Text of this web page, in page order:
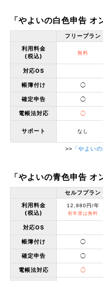
「やよいの白色申告
フリープラン
利用料金
(税込)
無料
対応OS
帳簿付け ◯
確定申告 ◯
電帳法対応 ◯
サポート なし
>> 「やよい
「やよいの青色申告
セルフプラン
利用料金
(税込)
12,980円/年
初年度は無料
対応OS
帳簿付け ◯
確定申告 ◯
電帳法対応 ◯